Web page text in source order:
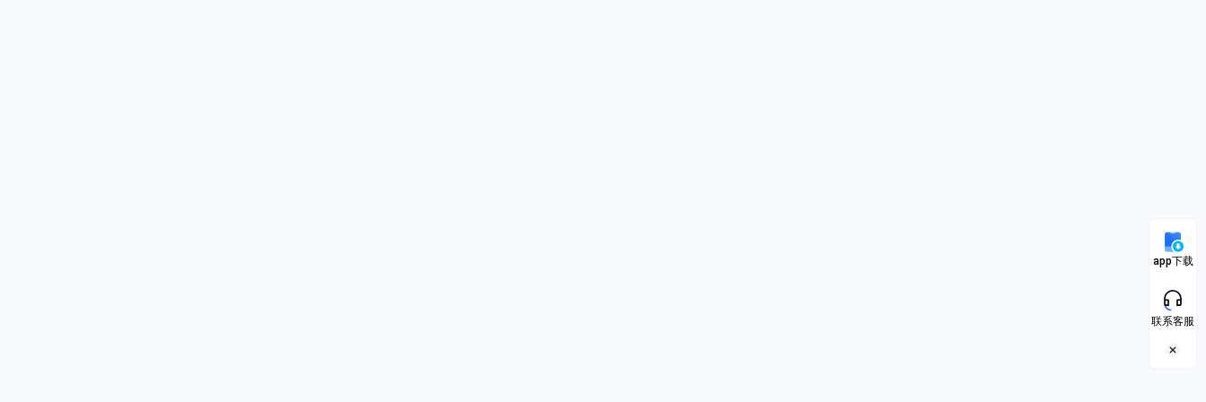
app下载
联系客服